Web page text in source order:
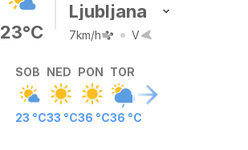
23°C
Ljubljana
7km/h V
SOB
23 °C
NED
33 °C
PON
36 °C
TOR
36 °C